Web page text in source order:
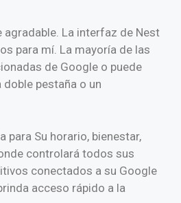
agradable. La interfaz de Nest
para mí. La mayoría de las
de Google o puede
pestaña o un
para Su horario, bienestar,
controlará todos sus
conectados a su Google
acceso rápido a la